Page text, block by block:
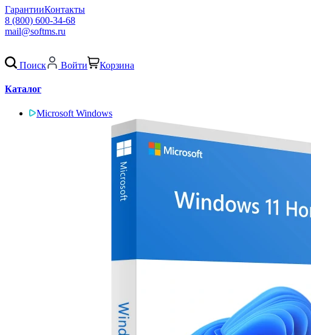
ГарантииКонтакты
8 (800) 600-34-68
mail@softms.ru
Поиск Войти Корзина
Каталог
Microsoft Windows